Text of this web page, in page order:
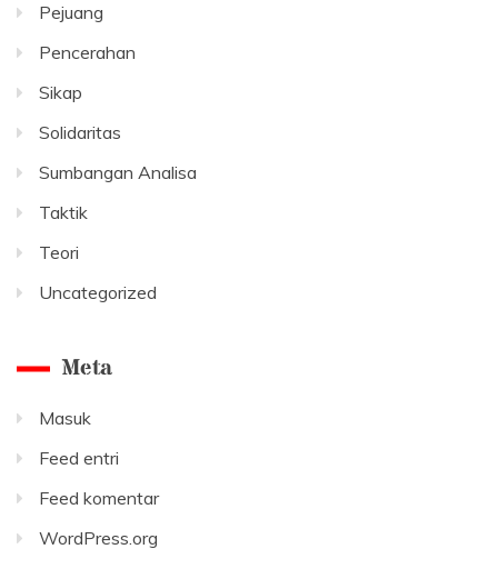
Pejuang
Pencerahan
Sikap
Solidaritas
Sumbangan Analisa
Taktik
Teori
Uncategorized
Meta
Masuk
Feed entri
Feed komentar
WordPress.org